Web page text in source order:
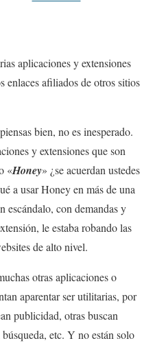
aplicaciones y extensiones
enlaces afiliados de otros sitios
bien, no es inesperado.
y extensiones que son
«Honey» ¿se acuerdan ustedes
a usar Honey en más de una
escándalo, con demandas y
le estaba robando las
de alto nivel.
otras aplicaciones o
aparentar ser utilitarias, por
publicidad, otras buscan
etc. Y no están solo